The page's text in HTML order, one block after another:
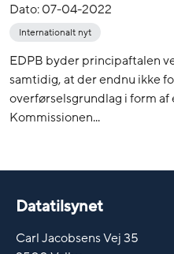
Dato:07-04-2022
Internationalt nyt
EDPB byder principaftalen
samtidig, at der endnu ikke
overførselsgrundlag i form af
Kommissionen...
Datatilsynet
Carl Jacobsens Vej 35